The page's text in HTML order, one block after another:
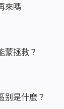
來嗎
蒙拯救？
别是什麽？